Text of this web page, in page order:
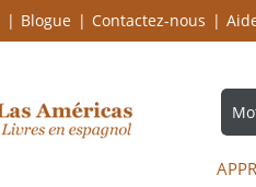
Blogue Contactez-nous